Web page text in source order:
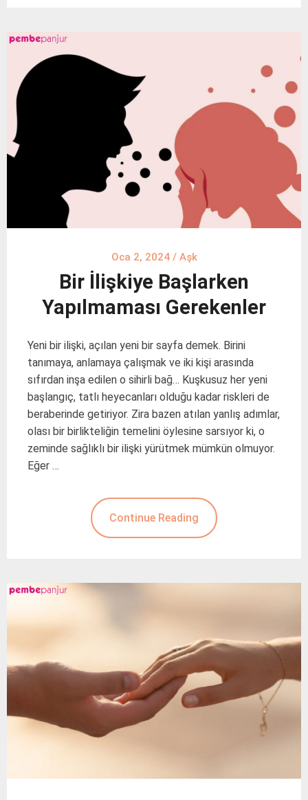
Oca 2, 2024/ Aşk
Bir İlişkiye Başlarken
Yapılmaması Gerekenler
Yeni bir ilişki, açılan yeni bir sayfa demek. Birini
tanımaya, anlamaya çalışmak ve iki kişi arasında
sıfırdan inşa edilen o sihirli bağ… Kuşkusuz her yeni
başlangıç, tatlı heyecanları olduğu kadar riskleri de
beraberinde getiriyor. Zira bazen atılan yanlış adımlar,
olası bir birlikteliğin temelini öylesine sarsıyor ki, o
zeminde sağlıklı bir ilişki yürütmek mümkün olmuyor.
Eğer …
Continue Reading